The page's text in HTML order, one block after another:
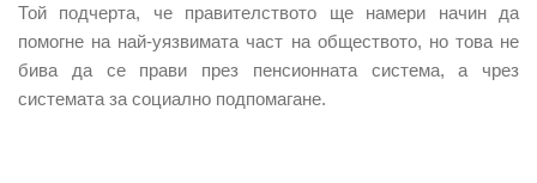
Той подчерта, че правителството ще намери начин да
помогне на най-уязвимата част на обществото, но това не
бива да се прави през пенсионната система, а чрез
системата за социално подпомагане.